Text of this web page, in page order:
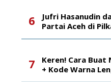
Jufri Hasanudin
Partai Aceh di
Keren! Cara Buat
+ Kode Warna